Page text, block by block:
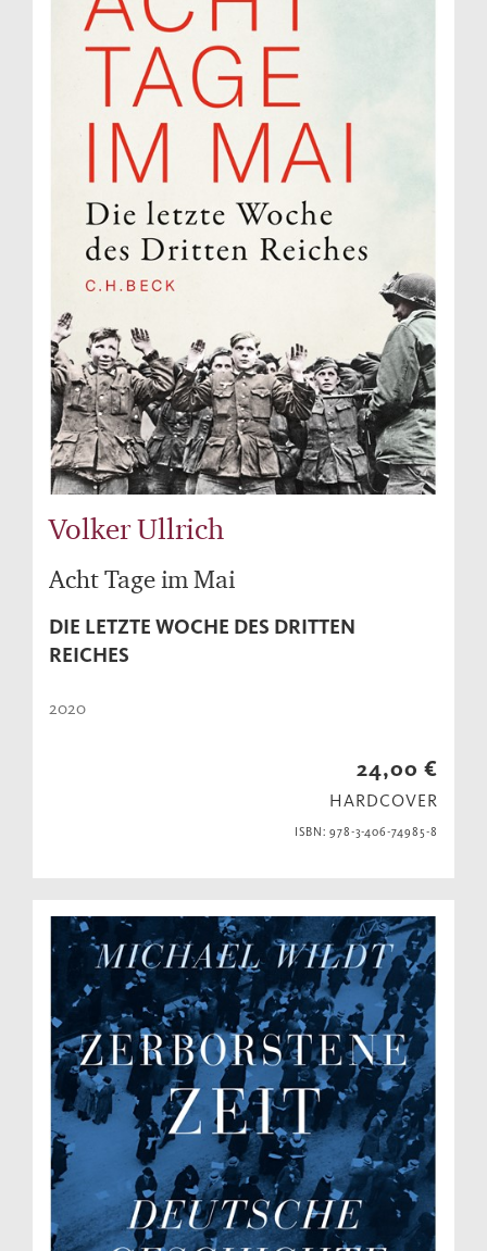
Volker Ullrich
Acht Tage im Mai
DIE LETZTE WOCHE DES DRITTEN
REICHES
2020
24,00 €
HARDCOVER
ISBN: 978-3-406-74985-8